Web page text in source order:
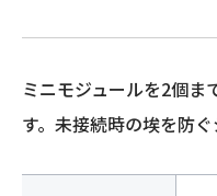
ミニモジュールを2個ま
す。未接続時の埃を防ぐ